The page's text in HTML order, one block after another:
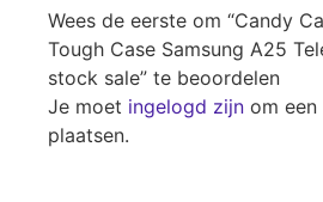
Wees de eerste om “Candy
Tough Case Samsung A25
stock sale” te beoordelen
Je moet ingelogd zijn om
plaatsen.